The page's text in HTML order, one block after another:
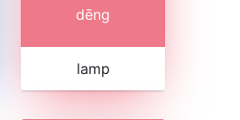
dēng
lamp